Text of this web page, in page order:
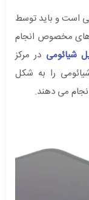
است و باید توسط
مخصوص انجام
شیائومی در مرکز
را به شکل
می دهند.